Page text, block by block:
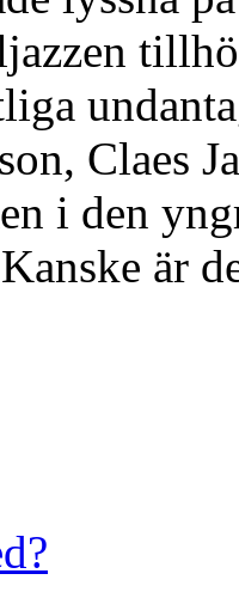
Claes
i den
är